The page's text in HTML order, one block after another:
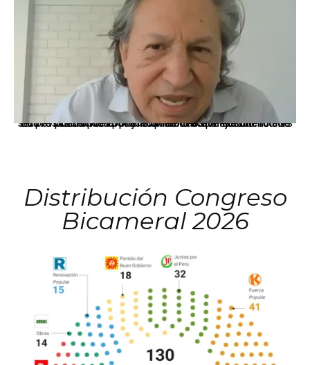
La presidenta Keiko Fujimori informó que la solicitud de indulto presentada por el expresidente Alejandro Toledo será evaluada por la Comisión de Gracias Presidenciales conforme al procedimiento establecido.
Distribución Congreso
Bicameral 2026